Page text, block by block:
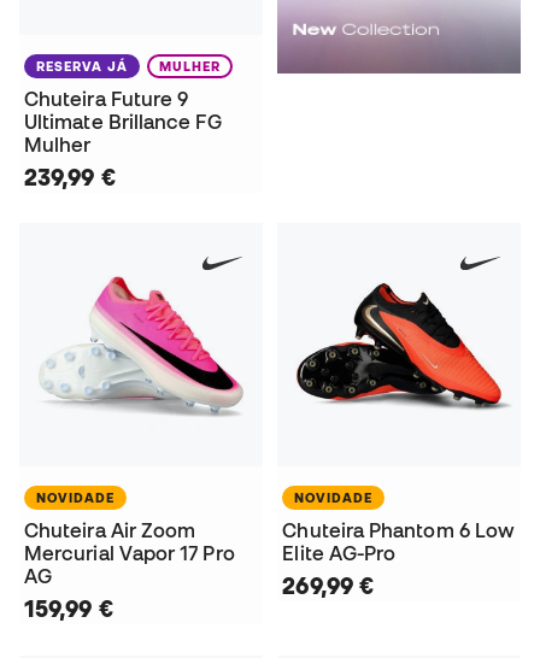
RESERVA JÁ MULHER
Chuteira Future 9
Ultimate Brillance FG
Mulher
239,99 €
NOVIDADE
Chuteira Air Zoom
Mercurial Vapor 17 Pro
AG
159,99 €
NOVIDADE
Chuteira Phantom 6 Low
Elite AG-Pro
269,99 €